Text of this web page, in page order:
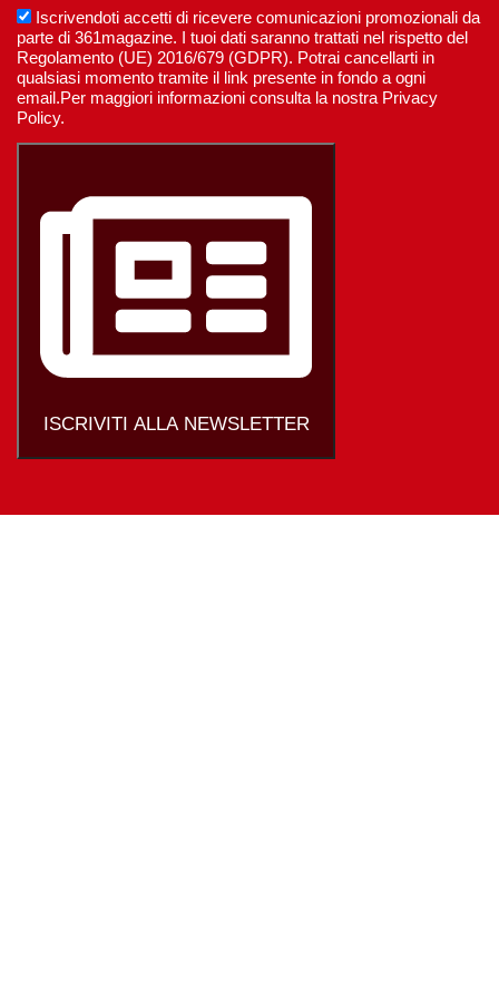
Iscrivendoti accetti di ricevere comunicazioni promozionali da
parte di 361magazine. I tuoi dati saranno trattati nel rispetto del
Regolamento (UE) 2016/679 (GDPR). Potrai cancellarti in
qualsiasi momento tramite il link presente in fondo a ogni
email.Per maggiori informazioni consulta la nostra Privacy
Policy.
ISCRIVITI ALLA NEWSLETTER